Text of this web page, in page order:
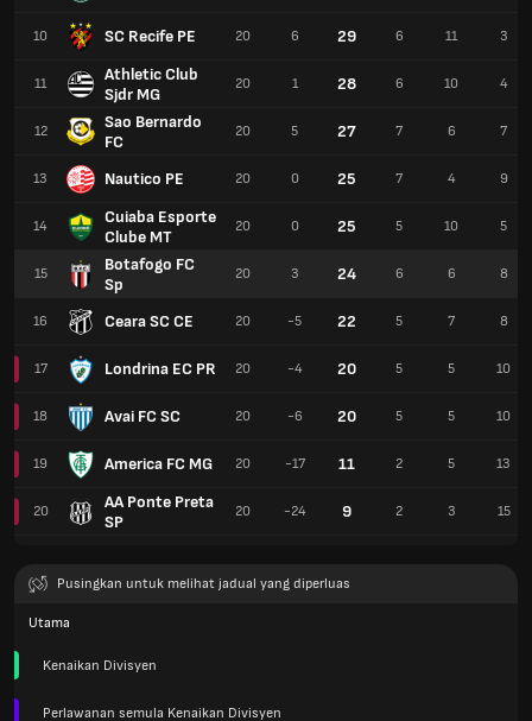
10 SC Recife PE
11
Athletic Club
Sjdr MG
12
Sao Bernardo
FC
13 Nautico PE
14
Cuiaba Esporte
Clube MT
15
Botafogo FC
Sp
16 Ceara SC CE
17 Londrina EC PR
18 Avai FC SC
19 America FC MG
20
AA Ponte Preta
SP
20 6 29 6 11 3
20 1 28 6 10 4
20 5 27 7 6 7
20 0 25 7 4 9
20 0 25 5 10 5
20 3 24 6 6 8
20 -5 22 5 7 8
20 -4 20 5 5 10
20 -6 20 5 5 10
20 -17 11 2 5 13
20 -24 9 2 3 15
Pusingkan untuk melihat jadual yang diperluas
Utama
Kenaikan Divisyen
Perlawanan semula Kenaikan Divisyen